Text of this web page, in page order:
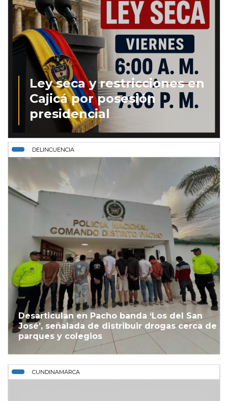
Ley seca y restricciones en
Cajicá por posesión
presidencial
DELINCUENCIA
Desarticulan en Pacho banda ‘Los del San
José’, señalada de distribuir drogas cerca de
parques y colegios
CUNDINAMARCA